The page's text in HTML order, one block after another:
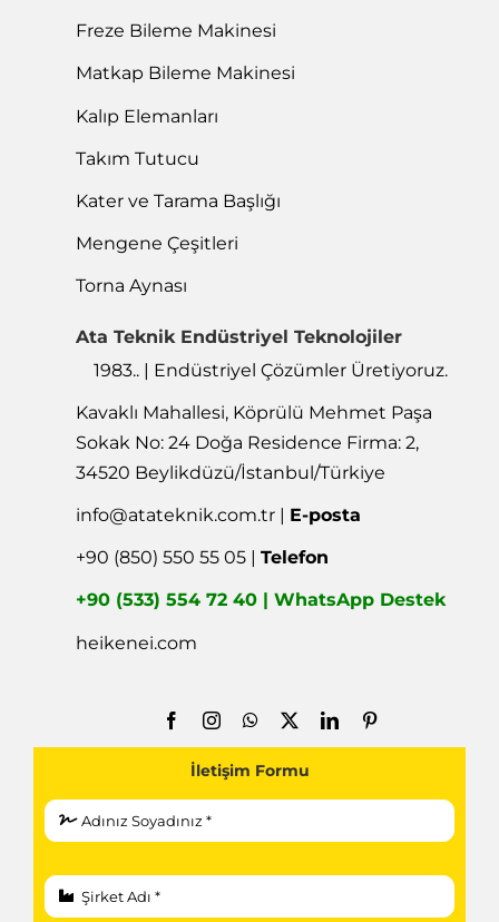
Freze Bileme Makinesi
Matkap Bileme Makinesi
Kalıp Elemanları
Takım Tutucu
Kater ve Tarama Başlığı
Mengene Çeşitleri
Torna Aynası
Ata Teknik Endüstriyel Teknolojiler
1983.. | Endüstriyel Çözümler Üretiyoruz.
Kavaklı Mahallesi, Köprülü Mehmet Paşa
Sokak No: 24 Doğa Residence Firma: 2,
34520 Beylikdüzü/İstanbul/Türkiye
info@atateknik.com.tr | E-posta
+90 (850) 550 55 05 |Telefon
+90 (533) 554 72 40 | WhatsApp Destek
heikenei.com
İletişim Formu